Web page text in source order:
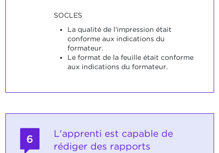
SOCLES
La qualité de l'impression était
conforme aux indications du
formateur.
Le format de la feuille était conforme
aux indications du formateur.
6
L'apprenti est capable de
rédiger des rapports